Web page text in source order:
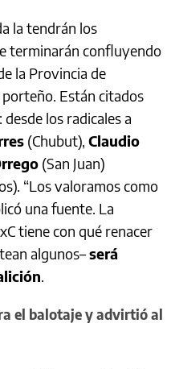
la tendrán los
terminarán confluyendo
la Provincia de
Están citados
los radicales a
(Chubut), Claudio
(San Juan)
“Los valoramos como
una fuente. La
tiene con qué renacer
algunos–será
.
el balotaje y advirtió al